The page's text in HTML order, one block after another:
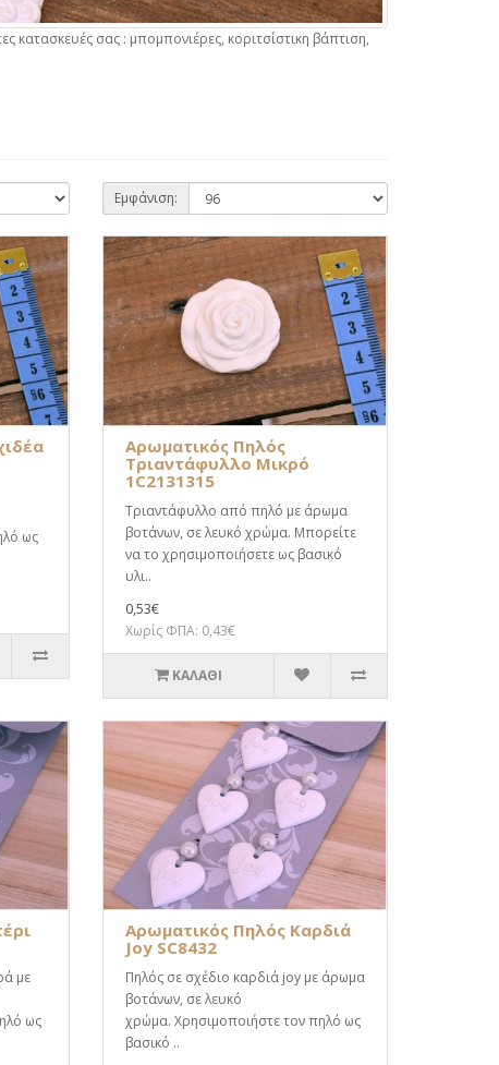
κατασκευές σας : μπομπονιέρες, κοριτσίστικη βάπτιση,
Εμφάνιση:
ως
Αρωματικός Πηλός
Τριαντάφυλλο Μικρό
1C2131315
Τριαντάφυλλο από πηλό με άρωμα
βοτάνων, σε λευκό χρώμα. Μπορείτε
να το χρησιμοποιήσετε ως βασικό
υλι..
0,53€
Χωρίς ΦΠΑ: 0,43€
ΚΑΛΆΘΙ
με
ως
Αρωματικός Πηλός Καρδιά
Joy SC8432
Πηλός σε σχέδιο καρδιά joy με άρωμα
βοτάνων, σε λευκό
χρώμα. Χρησιμοποιήστε τον πηλό ως
βασικό ..